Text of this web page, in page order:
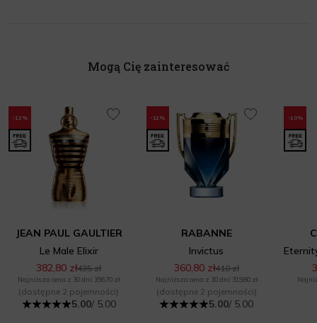
Mogą Cię zainteresować
-12%
JEAN PAUL GAULTIER
Le Male Elixir
382,80 zł435 zł
Najniższa cena z 30 dni: 356,70 zł
(dostępne 2 pojemności)
5.00/ 5.00
-12%
RABANNE
Invictus
360,80 zł410 zł
Najniższa cena z 30 dni: 319,80 zł
(dostępne 2 pojemności)
5.00/ 5.00
-10%